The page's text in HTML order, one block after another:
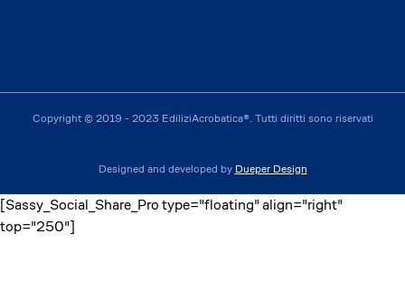
Copyright © 2019 - 2023 EdiliziAcrobatica®. Tutti diritti sono riservati
Designed and developed by Dueper Design
[Sassy_Social_Share_Pro type="floating" align="right"
top="250"]